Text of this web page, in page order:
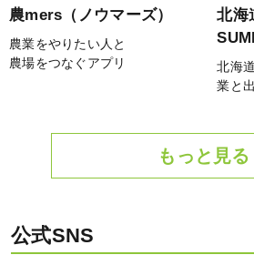
農mers（ノウマーズ）
農業をやりたい人と
農場をつなぐアプリ
北海
北海
業と
もっと見る
公式SNS